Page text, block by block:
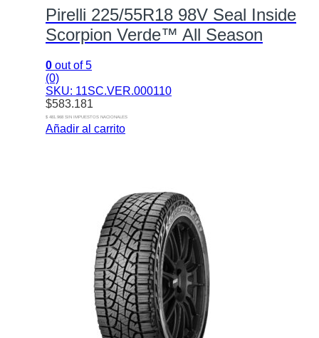
Pirelli 225/55R18 98V Seal Inside
Scorpion Verde™ All Season
0 out of 5
(0)
SKU: 11SC.VER.000110
$583.181
$ 481.968 SIN IMPUESTOS NACIONALES
Añadir al carrito